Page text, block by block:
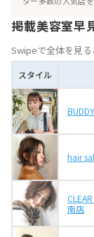
掲載美容室早
Swipeで全体を見
スタイル
hair
南店